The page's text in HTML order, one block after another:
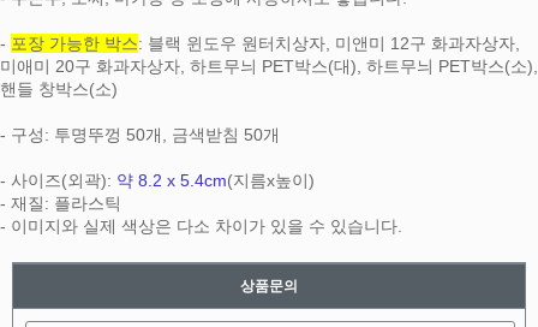
페이코 라이
- 포장 가능한 박스: 블랙 윈도우 원터치상자, 미앤미 12구 화과자상자,
미애미 20구 화과자상자, 하트무늬 PET박스(대), 하트무늬 PET박스(소),
핸들 창박스(소)
- 구성: 투명뚜껑 50개, 금색받침 50개
- 사이즈(외곽): 약 8.2 x 5.4cm(지름x높이)
- 재질: 플라스틱
- 이미지와 실제 색상은 다소 차이가 있을 수 있습니다.
상품문의